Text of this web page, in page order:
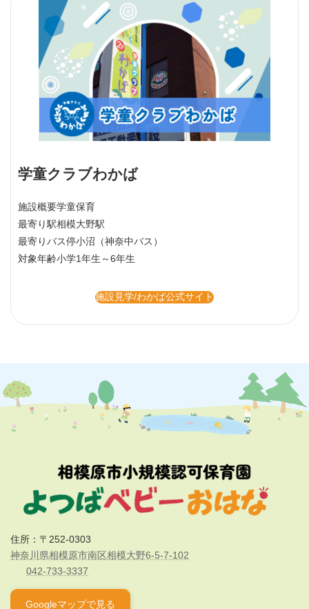
学童クラブわかば
施設概要学童保育
最寄り駅相模大野駅
最寄りバス停小沼（神奈中バス）
対象年齢小学1年生～6年生
施設見学/わかば公式サイト
住所：〒252-0303
神奈川県相模原市南区相模大野6-5-7-102
042-733-3337
Googleマップで見る